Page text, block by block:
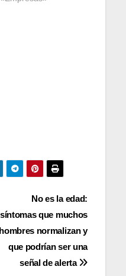
No es la edad:
síntomas que muchos
hombres normalizan y
que podrían ser una
señal de alerta